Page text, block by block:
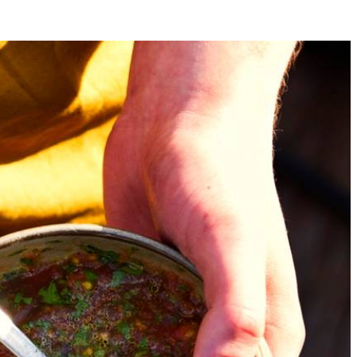
roer door de saus. Breng op smaak met peper en eventueel zout.